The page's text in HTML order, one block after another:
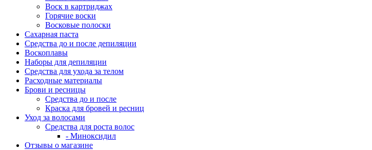
Воск в картриджах
Горячие воски
Восковые полоски
Сахарная паста
Средства до и после депиляции
Воскоплавы
Наборы для депиляции
Средства для ухода за телом
Расходные материалы
Брови и ресницы
Средства до и после
Краска для бровей и ресниц
Уход за волосами
Средства для роста волос
- Миноксидил
Отзывы о магазине